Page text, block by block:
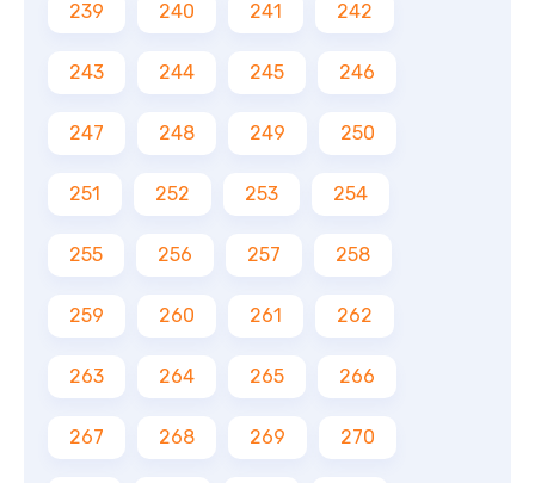
239 240 241 242
243 244 245 246
247 248 249 250
251 252 253 254
255 256 257 258
259 260 261 262
263 264 265 266
267 268 269 270